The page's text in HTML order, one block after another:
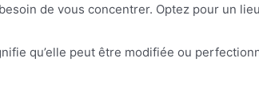
de vous concentrer. Optez pour un
qu’elle peut être modifiée ou